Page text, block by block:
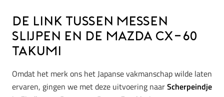
De link tussen messen
slijpen en de Mazda CX-60
Takumi
Omdat het merk ons het Japanse vakmanschap wilde laten
ervaren, gingen we met deze uitvoering naarScherpeindje